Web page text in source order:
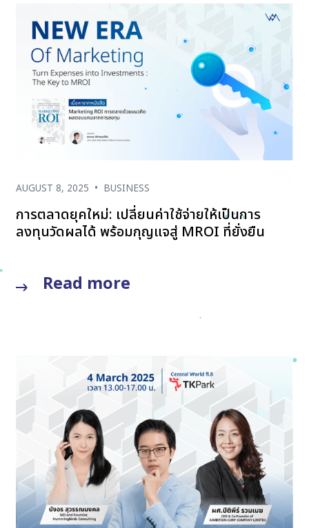
AUGUST 8, 2025 • BUSINESS
การตลาดยุคใหม่: เปลี่ยนค่าใช้จ่ายให้เป็นการ
ลงทุนวัดผลได้ พร้อมกุญแจสู่ MROI ที่ยั่งยืน
Read more